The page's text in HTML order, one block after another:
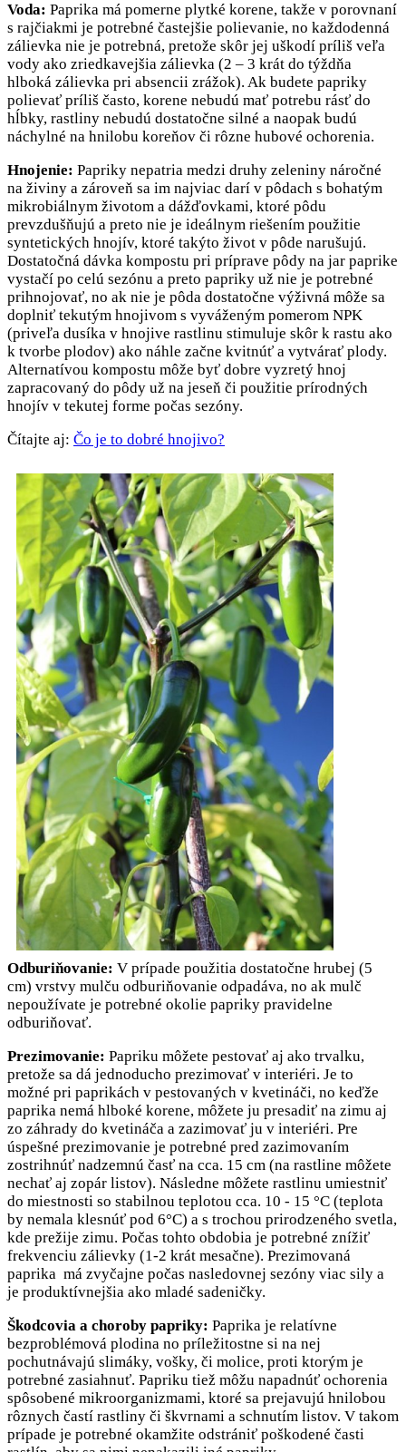
Voda: Paprika má pomerne plytké korene, takže v porovnaní
s rajčiakmi je potrebné častejšie polievanie, no každodenná
zálievka nie je potrebná, pretože skôr jej uškodí príliš veľa
vody ako zriedkavejšia zálievka (2 – 3 krát do týždňa
hlboká zálievka pri absencii zrážok). Ak budete papriky
polievať príliš často, korene nebudú mať potrebu rásť do
hĺbky, rastliny nebudú dostatočne silné a naopak budú
náchylné na hnilobu koreňov či rôzne hubové ochorenia.
Hnojenie: Papriky nepatria medzi druhy zeleniny náročné
na živiny a zároveň sa im najviac darí v pôdach s bohatým
mikrobiálnym životom a dážďovkami, ktoré pôdu
prevzdušňujú a preto nie je ideálnym riešením použitie
syntetických hnojív, ktoré takýto život v pôde narušujú.
Dostatočná dávka kompostu pri príprave pôdy na jar paprike
vystačí po celú sezónu a preto papriky už nie je potrebné
prihnojovať, no ak nie je pôda dostatočne výživná môže sa
doplniť tekutým hnojivom s vyváženým pomerom NPK
(priveľa dusíka v hnojive rastlinu stimuluje skôr k rastu ako
k tvorbe plodov) ako náhle začne kvitnúť a vytvárať plody.
Alternatívou kompostu môže byť dobre vyzretý hnoj
zapracovaný do pôdy už na jeseň či použitie prírodných
hnojív v tekutej forme počas sezóny.
Čítajte aj: Čo je to dobré hnojivo?
Odburiňovanie: V prípade použitia dostatočne hrubej (5
cm) vrstvy mulču odburiňovanie odpadáva, no ak mulč
nepoužívate je potrebné okolie papriky pravidelne
odburiňovať.
Prezimovanie: Papriku môžete pestovať aj ako trvalku,
pretože sa dá jednoducho prezimovať v interiéri. Je to
možné pri paprikách v pestovaných v kvetináči, no keďže
paprika nemá hlboké korene, môžete ju presadiť na zimu aj
zo záhrady do kvetináča a zazimovať ju v interiéri. Pre
úspešné prezimovanie je potrebné pred zazimovaním
zostrihnúť nadzemnú časť na cca. 15 cm (na rastline môžete
nechať aj zopár listov). Následne môžete rastlinu umiestniť
do miestnosti so stabilnou teplotou cca. 10 - 15 °C (teplota
by nemala klesnúť pod 6°C) a s trochou prirodzeného svetla,
kde prežije zimu. Počas tohto obdobia je potrebné znížiť
frekvenciu zálievky (1-2 krát mesačne). Prezimovaná
paprika má zvyčajne počas nasledovnej sezóny viac sily a
je produktívnejšia ako mladé sadeničky.
Škodcovia a choroby papriky: Paprika je relatívne
bezproblémová plodina no príležitostne si na nej
pochutnávajú slimáky, vošky, či molice, proti ktorým je
potrebné zasiahnuť. Papriku tiež môžu napadnúť ochorenia
spôsobené mikroorganizmami, ktoré sa prejavujú hnilobou
rôznych častí rastliny či škvrnami a schnutím listov. V takom
prípade je potrebné okamžite odstrániť poškodené časti